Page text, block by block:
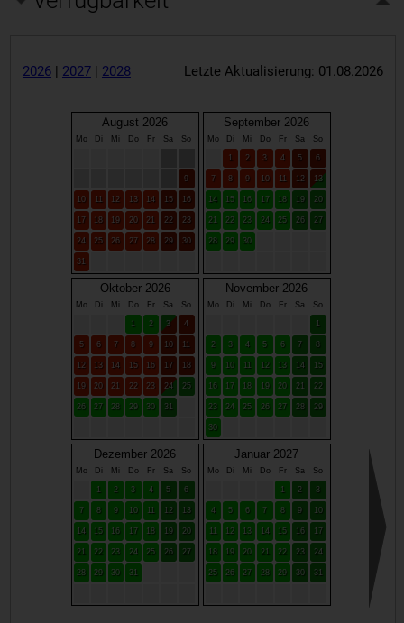
2026| 2027| 2028 Letzte Aktualisierung: 01.08.2026
August 2026
Mo Di Mi Do Fr Sa So
9
10 11 12 13 14 15 16
17 18 19 20 21 22 23
24 25 26 27 28 29 30
31
September 2026
Mo Di Mi Do Fr Sa So
1 2 3 4 5 6
7 8 9 10 11 12 13
14 15 16 17 18 19 20
21 22 23 24 25 26 27
28 29 30
Oktober 2026
Mo Di Mi Do Fr Sa So
1 2 3 4
5 6 7 8 9 10 11
12 13 14 15 16 17 18
19 20 21 22 23 24 25
26 27 28 29 30 31
November 2026
Mo Di Mi Do Fr Sa So
1
2 3 4 5 6 7 8
9 10 11 12 13 14 15
16 17 18 19 20 21 22
23 24 25 26 27 28 29
30
Dezember 2026
Mo Di Mi Do Fr Sa So
1 2 3 4 5 6
7 8 9 10 11 12 13
14 15 16 17 18 19 20
21 22 23 24 25 26 27
28 29 30 31
Januar 2027
Mo Di Mi Do Fr Sa So
1 2 3
4 5 6 7 8 9 10
11 12 13 14 15 16 17
18 19 20 21 22 23 24
25 26 27 28 29 30 31